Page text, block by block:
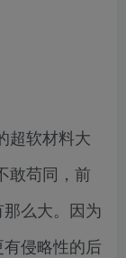
超软材料大
敢苟同，前
么大。因为
侵略性的后